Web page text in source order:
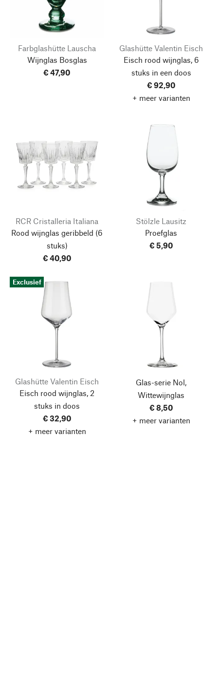
Farbglashütte Lauscha
Wijnglas Bosglas
€ 47,90
Glashütte Valentin Eisch
Eisch rood wijnglas, 6
stuks in een doos
€ 92,90
+ meer varianten
RCR Cristalleria Italiana
Rood wijnglas geribbeld (6
stuks)
€ 40,90
Stölzle Lausitz
Proefglas
€ 5,90
Exclusief
Glashütte Valentin Eisch
Eisch rood wijnglas, 2
stuks in doos
€ 32,90
+ meer varianten
Glas-serie Nol,
Wittewijnglas
€ 8,50
+ meer varianten